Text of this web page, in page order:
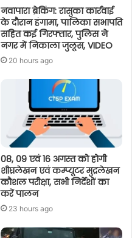
नवापारा ब्रेकिंग: रासुका कार्रवाई
के दौरान हंगामा, पालिका सभापति
सहित कई गिरफ्तार, पुलिस ने
नगर में निकाला जुलूस, VIDEO
20 hours ago
08, 09 एवं 16 अगस्त को होगी
शीघ्रलेखन एवं कम्प्यूटर मुद्रलेखन
कौशल परीक्षा, सभी निर्देशों का
करें पालन
23 hours ago